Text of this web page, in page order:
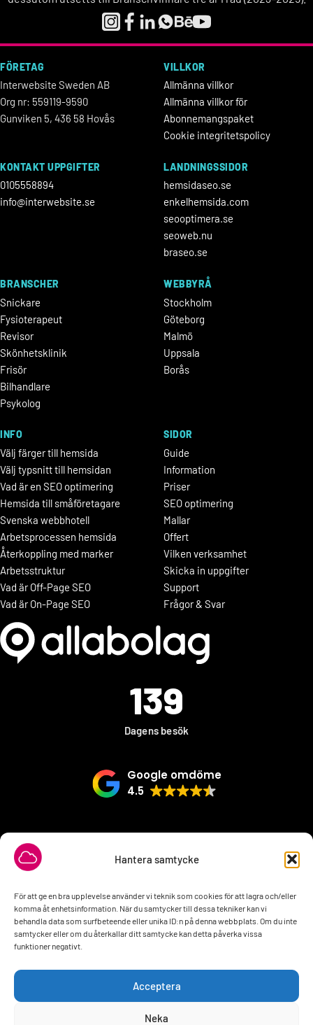
Hantera samtycke
För att ge en bra upplevelse använder vi teknik som cookies för att lagra och/eller
komma åt enhetsinformation. När du samtycker till dessa tekniker kan vi
behandla data som surfbeteende eller unika ID:n på denna webbplats. Om du inte
samtycker eller om du återkallar ditt samtycke kan detta påverka vissa
funktioner negativt.
Acceptera
Neka
FÖRETAG
Interwebsite Sweden AB
Org nr: 559119-9590
Gunviken 5, 436 58 Hovås
VILLKOR
Allmänna villkor
Allmänna villkor för
Abonnemangspaket
Cookie integritetspolicy
KONTAKT UPPGIFTER
0105558894
info@interwebsite.se
LANDNINGSSIDOR
hemsidaseo.se
enkelhemsida.com
seooptimera.se
seoweb.nu
braseo.se
BRANSCHER
Snickare
Fysioterapeut
Revisor
Skönhetsklinik
Frisör
Bilhandlare
Psykolog
WEBBYRÅ
Stockholm
Göteborg
Malmö
Uppsala
Borås
INFO
Välj färger till hemsida
Välj typsnitt till hemsidan
Vad är en SEO optimering
Hemsida till småföretagare
Svenska webbhotell
Arbetsprocessen hemsida
Återkoppling med marker
Arbetsstruktur
Vad är Off-Page SEO
Vad är On-Page SEO
SIDOR
Guide
Information
Priser
SEO optimering
Mallar
Offert
Vilken verksamhet
Skicka in uppgifter
Support
Frågor & Svar
139
Dagens besök
Google omdöme
4.5